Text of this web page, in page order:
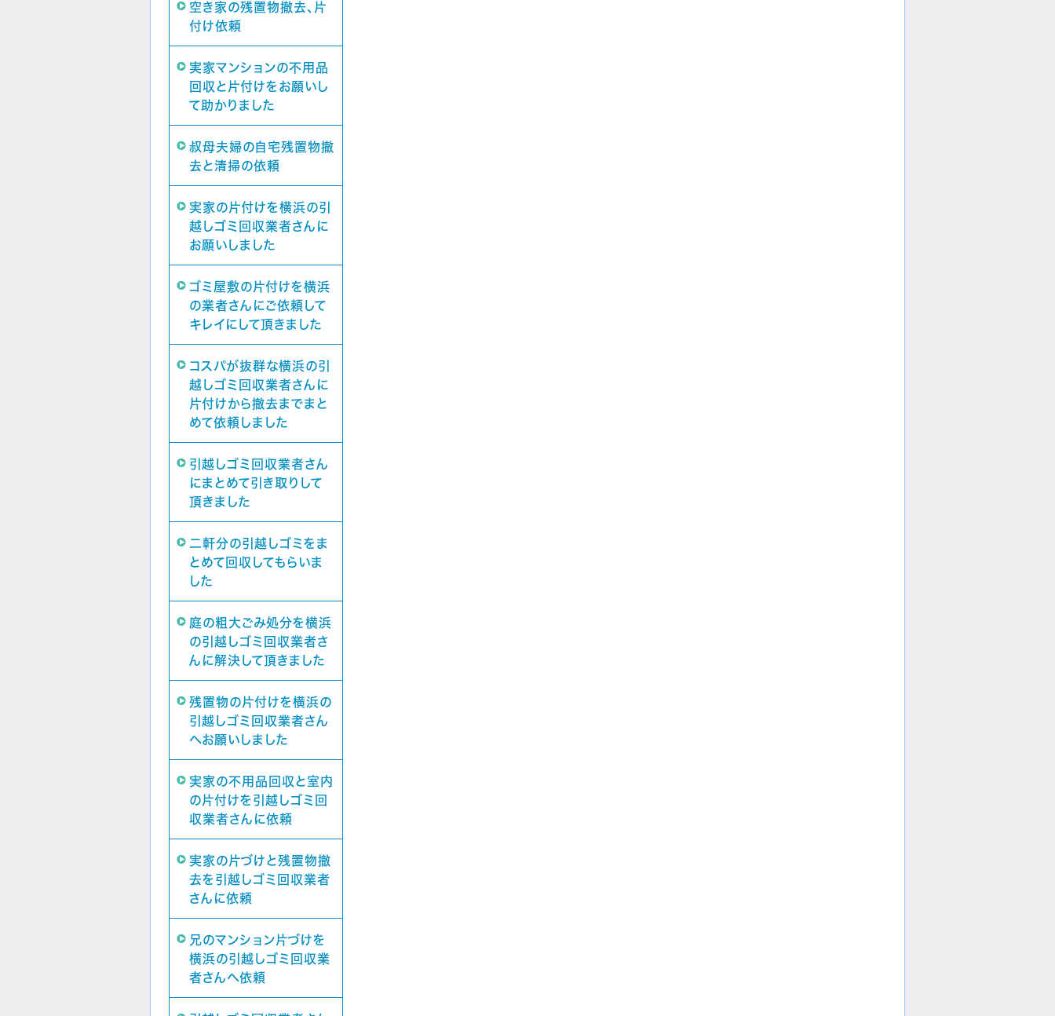
空き家の残置物撤去、片
付け依頼
実家マンションの不用品
回収と片付けをお願いし
て助かりました
叔母夫婦の自宅残置物撤
去と清掃の依頼
実家の片付けを横浜の引
越しゴミ回収業者さんに
お願いしました
ゴミ屋敷の片付けを横浜
の業者さんにご依頼して
キレイにして頂きました
コスパが抜群な横浜の引
越しゴミ回収業者さんに
片付けから撤去までまと
めて依頼しました
引越しゴミ回収業者さん
にまとめて引き取りして
頂きました
二軒分の引越しゴミをま
とめて回収してもらいま
した
庭の粗大ごみ処分を横浜
の引越しゴミ回収業者さ
んに解決して頂きました
残置物の片付けを横浜の
引越しゴミ回収業者さん
へお願いしました
実家の不用品回収と室内
の片付けを引越しゴミ回
収業者さんに依頼
実家の片づけと残置物撤
去を引越しゴミ回収業者
さんに依頼
兄のマンション片づけを
横浜の引越しゴミ回収業
者さんへ依頼